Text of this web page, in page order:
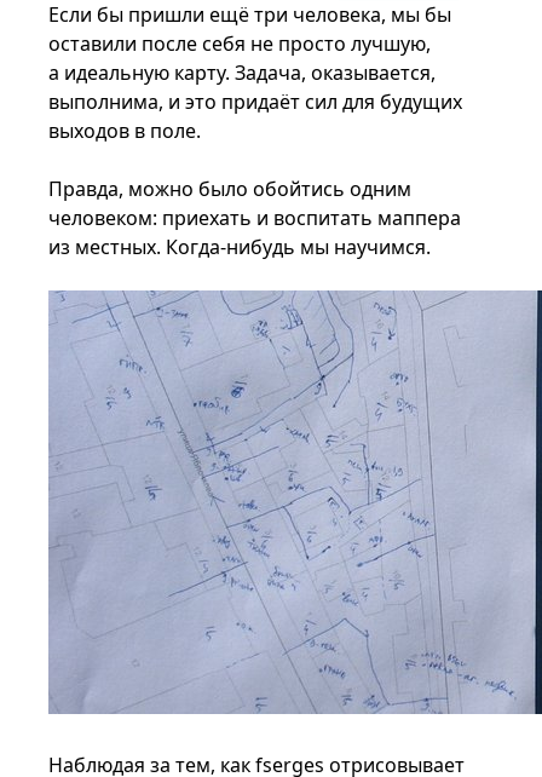
Если бы пришли ещё три человека, мы бы
оставили после себя не просто лучшую,
а идеальную карту. Задача, оказывается,
выполнима, и это придаёт сил для будущих
выходов в поле.
Правда, можно было обойтись одним
человеком: приехать и воспитать маппера
из местных. Когда-нибудь мы научимся.
Наблюдая за тем, как fserges отрисовывает